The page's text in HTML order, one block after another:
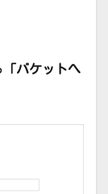
「バケットへ